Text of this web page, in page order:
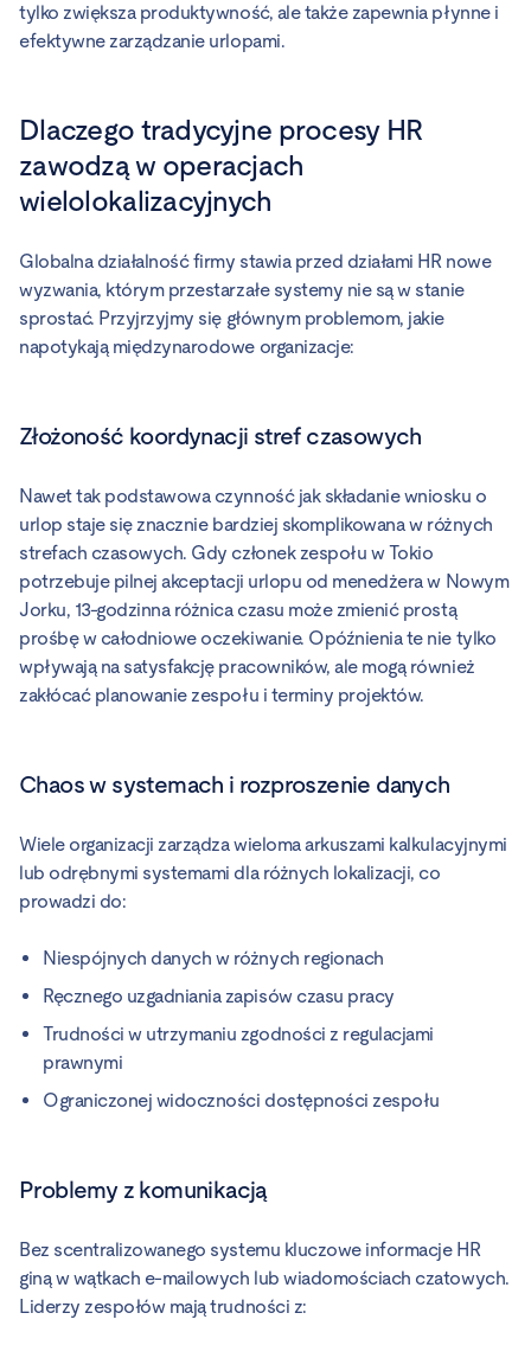
tylko zwiększa produktywność, ale także zapewnia płynne i
efektywne zarządzanie urlopami.
Dlaczego tradycyjne procesy HR
zawodzą w operacjach
wielolokalizacyjnych
Globalna działalność firmy stawia przed działami HR nowe
wyzwania, którym przestarzałe systemy nie są w stanie
sprostać. Przyjrzyjmy się głównym problemom, jakie
napotykają międzynarodowe organizacje:
Złożoność koordynacji stref czasowych
Nawet tak podstawowa czynność jak składanie wniosku o
urlop staje się znacznie bardziej skomplikowana w różnych
strefach czasowych. Gdy członek zespołu w Tokio
potrzebuje pilnej akceptacji urlopu od menedżera w Nowym
Jorku, 13-godzinna różnica czasu może zmienić prostą
prośbę w całodniowe oczekiwanie. Opóźnienia te nie tylko
wpływają na satysfakcję pracowników, ale mogą również
zakłócać planowanie zespołu i terminy projektów.
Chaos w systemach i rozproszenie danych
Wiele organizacji zarządza wieloma arkuszami kalkulacyjnymi
lub odrębnymi systemami dla różnych lokalizacji, co
prowadzi do:
Niespójnych danych w różnych regionach
Ręcznego uzgadniania zapisów czasu pracy
Trudności w utrzymaniu zgodności z regulacjami
prawnymi
Ograniczonej widoczności dostępności zespołu
Problemy z komunikacją
Bez scentralizowanego systemu kluczowe informacje HR
giną w wątkach e-mailowych lub wiadomościach czatowych.
Liderzy zespołów mają trudności z: